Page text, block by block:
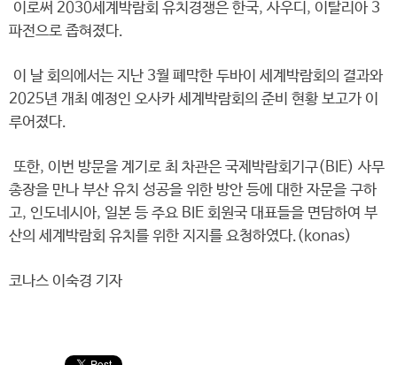
이로써 2030세계박람회 유치경쟁은 한국, 사우디, 이탈리아 3
파전으로 좁혀졌다.
이 날 회의에서는 지난 3월 폐막한 두바이 세계박람회의 결과와
2025년 개최 예정인 오사카 세계박람회의 준비 현황 보고가 이
루어졌다.
또한, 이번 방문을 계기로 최 차관은 국제박람회기구(BIE) 사무
총장을 만나 부산 유치 성공을 위한 방안 등에 대한 자문을 구하
고, 인도네시아, 일본 등 주요 BIE 회원국 대표들을 면담하여 부
산의 세계박람회 유치를 위한 지지를 요청하였다.(konas)
코나스 이숙경 기자